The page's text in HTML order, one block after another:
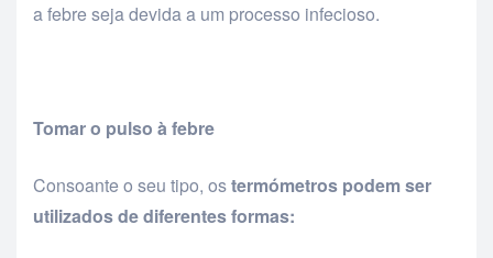
a febre seja devida a um processo infecioso.
Tomar o pulso à febre
Consoante o seu tipo, ostermómetros podem ser
utilizados de diferentes formas: